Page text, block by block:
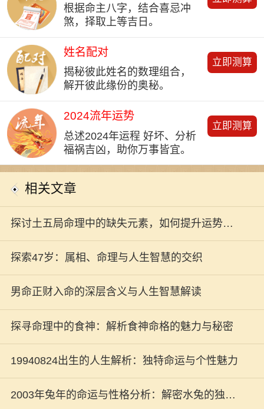
根据命主八字，结合喜忌冲
煞，择取上等吉日。
姓名配对
揭秘彼此姓名的数理组合，
解开彼此缘份的奥秘。
立即测算
2024流年运势
总述2024年运程 好坏、分析
福祸吉凶，助你万事皆宜。
立即测算
相关文章
探讨土五局命理中的缺失元素，如何提升运势与
生活质量
探索47岁：属相、命理与人生智慧的交织
男命正财入命的深层含义与人生智慧解读
探寻命理中的食神：解析食神命格的魅力与秘密
19940824出生的人生解析：独特命运与个性魅力
2003年兔年的命运与性格分析：解密水兔的独特